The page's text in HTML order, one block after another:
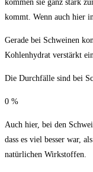
kommen sie ganz stark
kommt. Wenn auch hier
Gerade bei Schweinen
Kohlenhydrat verstärkt
Die Durchfälle sind bei
0 %
Auch hier, bei den
dass es viel besser war,
natürlichen Wirkstoffen.